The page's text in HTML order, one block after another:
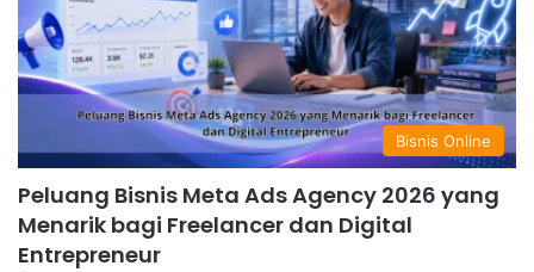
Bisnis Online
Peluang Bisnis Meta Ads Agency 2026 yang
Menarik bagi Freelancer dan Digital
Entrepreneur